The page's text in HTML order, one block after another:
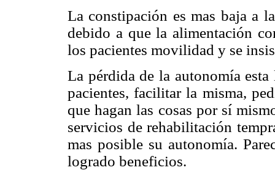
La constipación es mas baja a
debido a que la alimentación
los pacientes movilidad y se
La pérdida de la autonomía
pacientes, facilitar la misma,
que hagan las cosas por sí
servicios de rehabilitación
mas posible su autonomía.
logrado beneficios.